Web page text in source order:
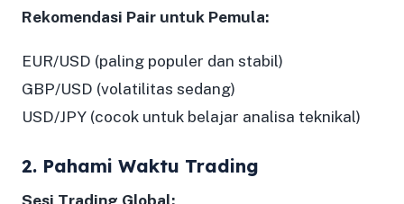
Rekomendasi Pair untuk Pemula:
EUR/USD (paling populer dan stabil)
GBP/USD (volatilitas sedang)
USD/JPY (cocok untuk belajar analisa teknikal)
2. Pahami Waktu Trading
Sesi Trading Global: